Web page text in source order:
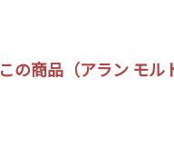
この商品（アラン モ